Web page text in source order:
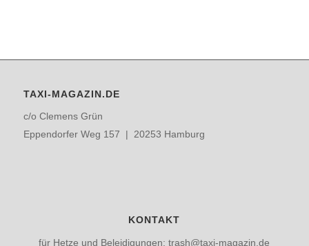
TAXI-MAGAZIN.DE
c/o Clemens Grün
Eppendorfer Weg 157 | 20253 Hamburg
KONTAKT
für Hetze und Beleidigungen: trash@taxi-magazin.de